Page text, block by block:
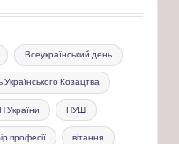
Всеукраїнський день
Українського Козацтва
України НУШ
професії вітання